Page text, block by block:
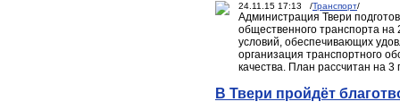
24.11.15 17:13 /Транспорт/
Администрация Твери
общественного транспорта
условий, обеспечивающих
организация транспортного
качества. План рассчитан на 3
В Твери пройдёт